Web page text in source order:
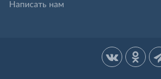
Написать нам